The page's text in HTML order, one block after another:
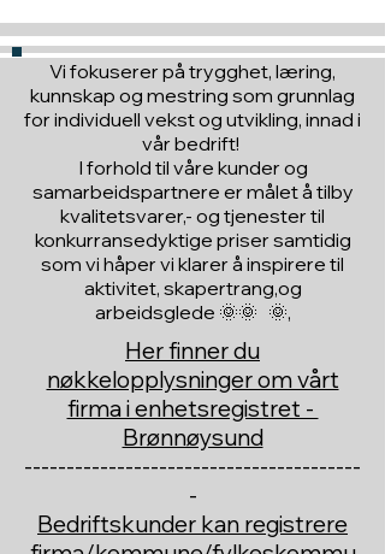
Vi fokuserer på trygghet, læring,
kunnskap og mestring som grunnlag
for individuell vekst og utvikling, innad i
vår bedrift!
I forhold til våre kunder og
samarbeidspartnere er målet å tilby
kvalitetsvarer,- og tjenester til
konkurransedyktige priser samtidig
som vi håper vi klarer å inspirere til
aktivitet, skapertrang,og
arbeidsglede 🌞🌞 🌞,
Her finner du
nøkkelopplysninger om vårt
firma i enhetsregistret -
Brønnøysund
----------------------------------------
-
Bedriftskunder kan registrere